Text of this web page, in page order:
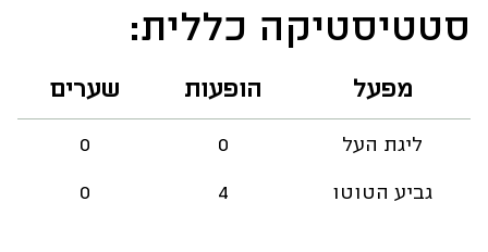
סטטיסטיקה כללית:
מפעל הופעות שערים
ליגת העל 0
0
גביע הטוטו
4
0